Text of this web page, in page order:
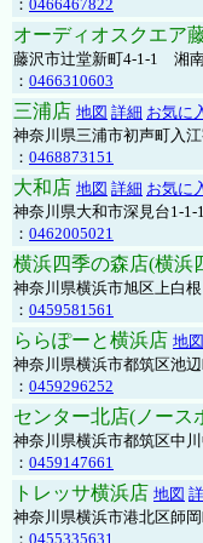
： 0466467822
オーディオスクエア
藤沢市辻堂新町4-1-1 湘南
： 0466310603
三浦店 地図 詳細 お気に
神奈川県三浦市初声町入
： 0468873151
大和店 地図 詳細 お気に
神奈川県大和市深見台1-1-
： 0462005021
横浜四季の森店(横浜
神奈川県横浜市旭区上白根
： 0459581561
ららぽーと横浜店 地図
神奈川県横浜市都筑区池
： 0459296252
センター北店(ノース
神奈川県横浜市都筑区中
： 0459147661
トレッサ横浜店 地図
神奈川県横浜市港北区師
： 0455335631